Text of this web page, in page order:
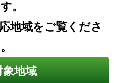
。
地域をご覧くださ
象地域